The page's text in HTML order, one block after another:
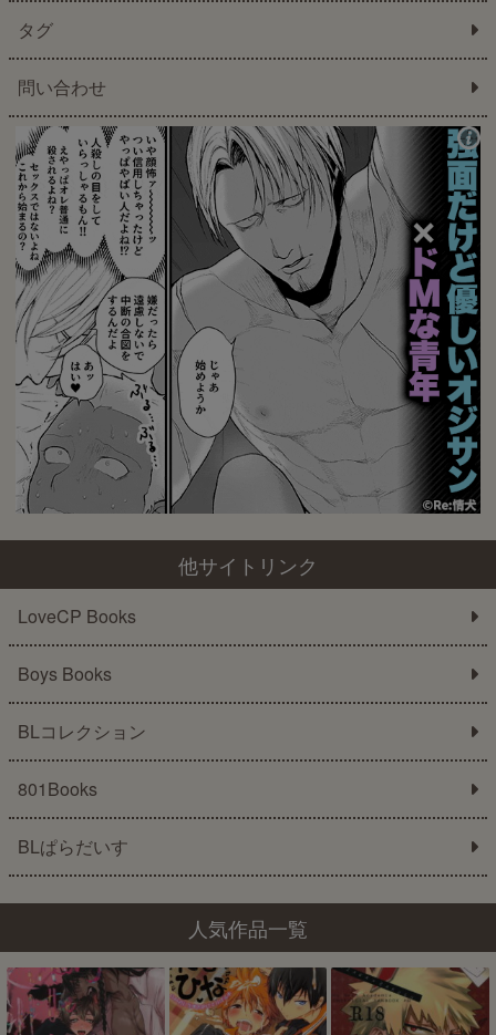
タグ
問い合わせ
他サイトリンク
LoveCP Books
Boys Books
BLコレクション
801Books
BLぱらだいす
人気作品一覧